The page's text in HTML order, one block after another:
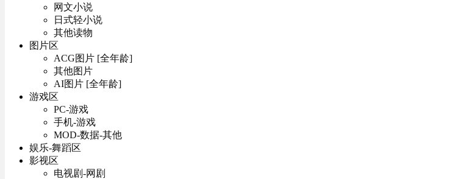
网文小说
日式轻小说
其他读物
图片区
ACG图片 [全年龄]
其他图片
AI图片 [全年龄]
游戏区
PC-游戏
手机-游戏
MOD-数据-其他
娱乐-舞蹈区
影视区
电视剧-网剧